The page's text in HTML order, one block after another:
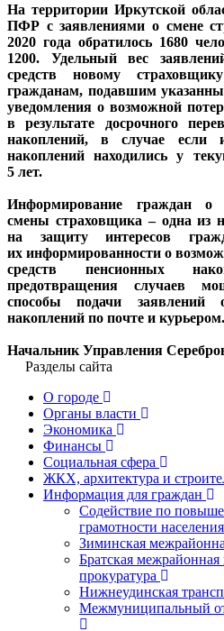
На территории Иркутской
ПФР с заявлениями о смене
2020 года обратилось 1680
1200. Удельный вес
средств новому
гражданам, подавшим
уведомления о возможной
в результате досрочного
накоплений, в случае если
накоплений находились у
5 лет.
Информирование граждан о
смены страховщика – одна из
на защиту интересов
их информированности о
средств пенсионных
предотвращения случаев
способы подачи заявлений
накоплений по почте и курьером.
Начальник Управления
Разделы сайта
О городе
Органы власти
Экономика
Финансы
Социальная сфера
ЖКХ, архитектура и
Информация для граждан
Содействие по
грамотности населения
Зиминская
Братская
прокуратура
Нижнеудинская
Межмуниципальный